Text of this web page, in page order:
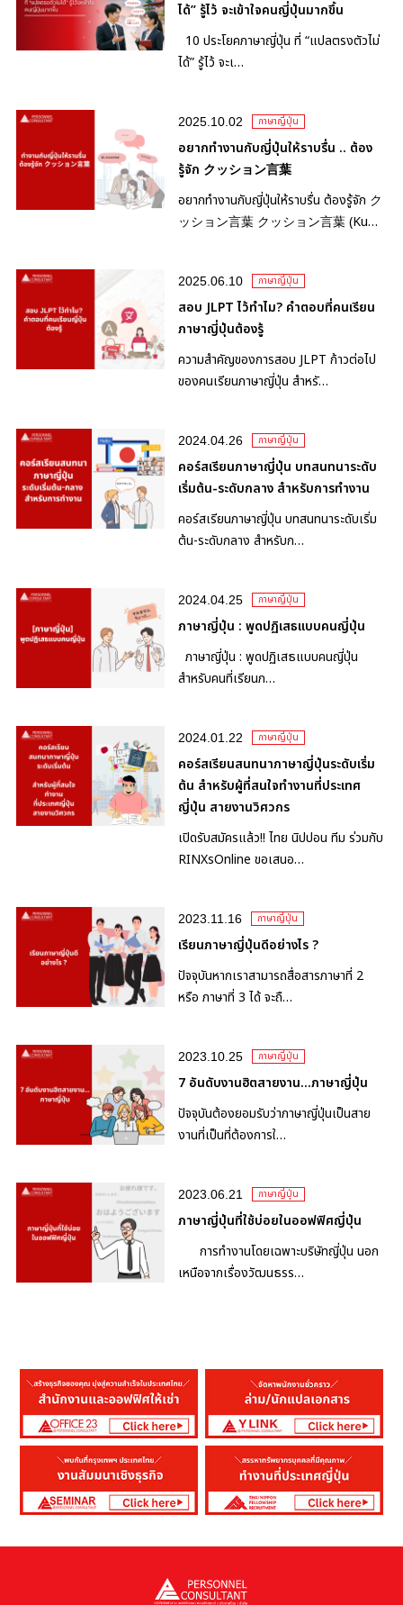
ได้” รู้ไว้ จะเข้าใจคนญี่ปุ่นมากขึ้น
10 ประโยคภาษาญี่ปุ่น ที่ “แปลตรงตัวไม่
ได้” รู้ไว้ จะเ…
2025.10.02 ภาษาญี่ปุ่น
อยากทำงานกับญี่ปุ่นให้ราบรื่น .. ต้อง
รู้จัก クッション言葉
อยากทำงานกับญี่ปุ่นให้ราบรื่น ต้องรู้จัก ク
ッション言葉 クッション言葉 (Ku…
2025.06.10 ภาษาญี่ปุ่น
สอบ JLPT ไว้ทำไม? คำตอบที่คนเรียน
ภาษาญี่ปุ่นต้องรู้
ความสำคัญของการสอบ JLPT ก้าวต่อไป
ของคนเรียนภาษาญี่ปุ่น สำหรั…
2024.04.26 ภาษาญี่ปุ่น
คอร์สเรียนภาษาญี่ปุ่น บทสนทนาระดับ
เริ่มต้น-ระดับกลาง สำหรับการทำงาน
คอร์สเรียนภาษาญี่ปุ่น บทสนทนาระดับเริ่ม
ต้น-ระดับกลาง สำหรับก…
2024.04.25 ภาษาญี่ปุ่น
ภาษาญี่ปุ่น : พูดปฏิเสธแบบคนญี่ปุ่น
ภาษาญี่ปุ่น : พูดปฏิเสธแบบคนญี่ปุ่น
สำหรับคนที่เรียนภ…
2024.01.22 ภาษาญี่ปุ่น
คอร์สเรียนสนทนาภาษาญี่ปุ่นระดับเริ่ม
ต้น สำหรับผู้ที่สนใจทำงานที่ประเทศ
ญี่ปุ่น สายงานวิศวกร
เปิดรับสมัครแล้ว!! ไทย นิปปอน ทีม ร่วมกับ
RINXsOnline ขอเสนอ…
2023.11.16 ภาษาญี่ปุ่น
เรียนภาษาญี่ปุ่นดีอย่างไร ?
ปัจจุบันหากเราสามารถสื่อสารภาษาที่ 2
หรือ ภาษาที่ 3 ได้ จะถื…
2023.10.25 ภาษาญี่ปุ่น
7 อันดับงานฮิตสายงาน…ภาษาญี่ปุ่น
ปัจจุบันต้องยอมรับว่าภาษาญี่ปุ่นเป็นสาย
งานที่เป็นที่ต้องการใ…
2023.06.21 ภาษาญี่ปุ่น
ภาษาญี่ปุ่นที่ใช้บ่อยในออฟฟิศญี่ปุ่น
การทำงานโดยเฉพาะบริษัทญี่ปุ่น นอก
เหนือจากเรื่องวัฒนธรร…